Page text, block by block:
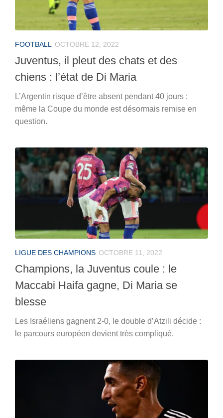
FOOTBALL OCTOBRE 12, 2022
Juventus, il pleut des chats et des
chiens : l’état de Di Maria
L’Argentin risque d’être absent pendant 40 jours :
même la Coupe du monde est désormais remise en
question.
LIGUE DES CHAMPIONS OCTOBRE 11, 2022
Champions, la Juventus coule : le
Maccabi Haifa gagne, Di Maria se
blesse
Les Israéliens gagnent 2-0, le double d’Atzili décide :
le parcours européen devient très compliqué.